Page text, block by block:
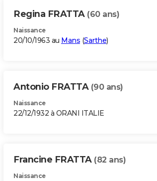
Regina FRATTA (60 ans)
Naissance
20/10/1963 au Mans (Sarthe)
Antonio FRATTA (90 ans)
Naissance
22/12/1932 à ORANI ITALIE
Francine FRATTA (82 ans)
Naissance